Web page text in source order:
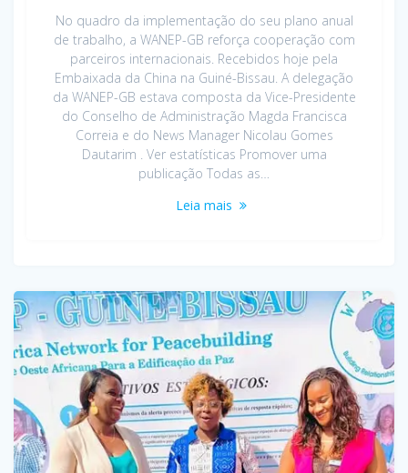
No quadro da implementação do seu plano anual
de trabalho, a WANEP-GB reforça cooperação com
parceiros internacionais. Recebidos hoje pela
Embaixada da China na Guiné-Bissau. A delegação
da WANEP-GB estava composta da Vice-Presidente
do Conselho de Administração Magda Francisca
Correia e do News Manager Nicolau Gomes
Dautarim . Ver estatísticas Promover uma
publicação Todas as…
Leia mais